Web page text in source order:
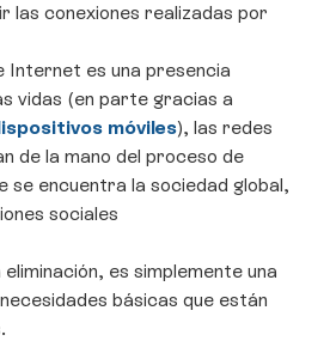
las conexiones realizadas por
Internet es una presencia
vidas (en parte gracias a
móviles), las redes
de la mano del proceso de
se encuentra la sociedad global,
sociales
es simplemente una
básicas que están